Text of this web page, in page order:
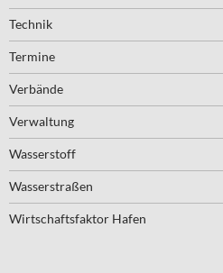
Technik
Termine
Verbände
Verwaltung
Wasserstoff
Wasserstraßen
Wirtschaftsfaktor Hafen